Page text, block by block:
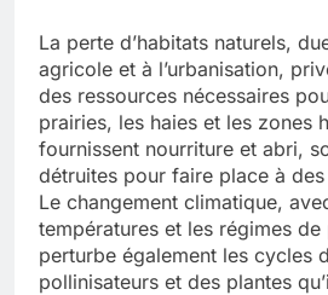
La perte d’habitats naturels,
agricole et à l’urbanisation,
des ressources nécessaires
prairies, les haies et les zones
fournissent nourriture et abri,
détruites pour faire place à
Le changement climatique,
températures et les régimes
perturbe également les cycles
pollinisateurs et des plantes